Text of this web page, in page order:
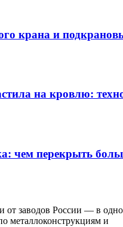
крана и
на кровлю:
чем перекрыть
от заводов России — в
металлоконструкциям и